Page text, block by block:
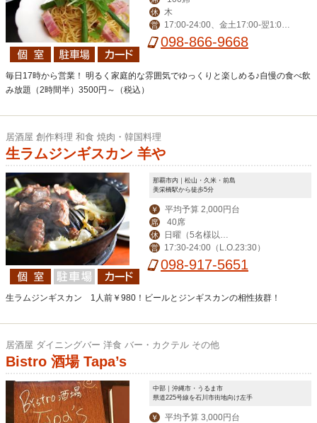
休 木
営
17:00-24:00、金土17:00-翌1:0
0、日17:00-23:00
098-866-9668
毎日17時から営業！ 明るく家庭的な雰囲気でゆっくりと楽しめる♪自慢の食べ飲
み放題（2時間半）3500円～（税込）
居酒屋 創作料理 和食 焼肉・韓国料理
生ラムジンギスカン 羊や
那覇市内｜松山・久米・前島
美栄橋駅から徒歩5分
￥ 平均予算 2,000円台
席 40席
休
のご予約で営業）・
年末年始（12月30日
営 17:30-24:00（L.O.23:30）
098-917-5651
生ラムジンギスカン 1人前￥980！ビールとジンギスカンの相性抜群！
居酒屋 ダイニングバー 洋食 バー・カクテル その他
Bistro 酒場 Tapa’s
中部｜沖縄市・うるま市
県道225号線を石川市街地向け左手
￥ 平均予算 3,000円台